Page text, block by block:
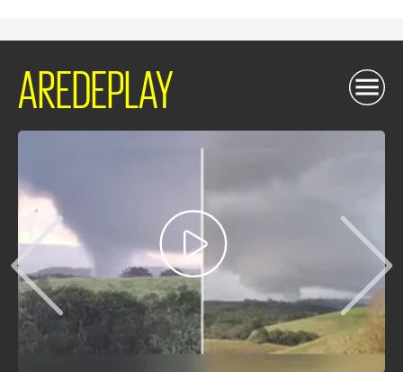
AREDEPLAY